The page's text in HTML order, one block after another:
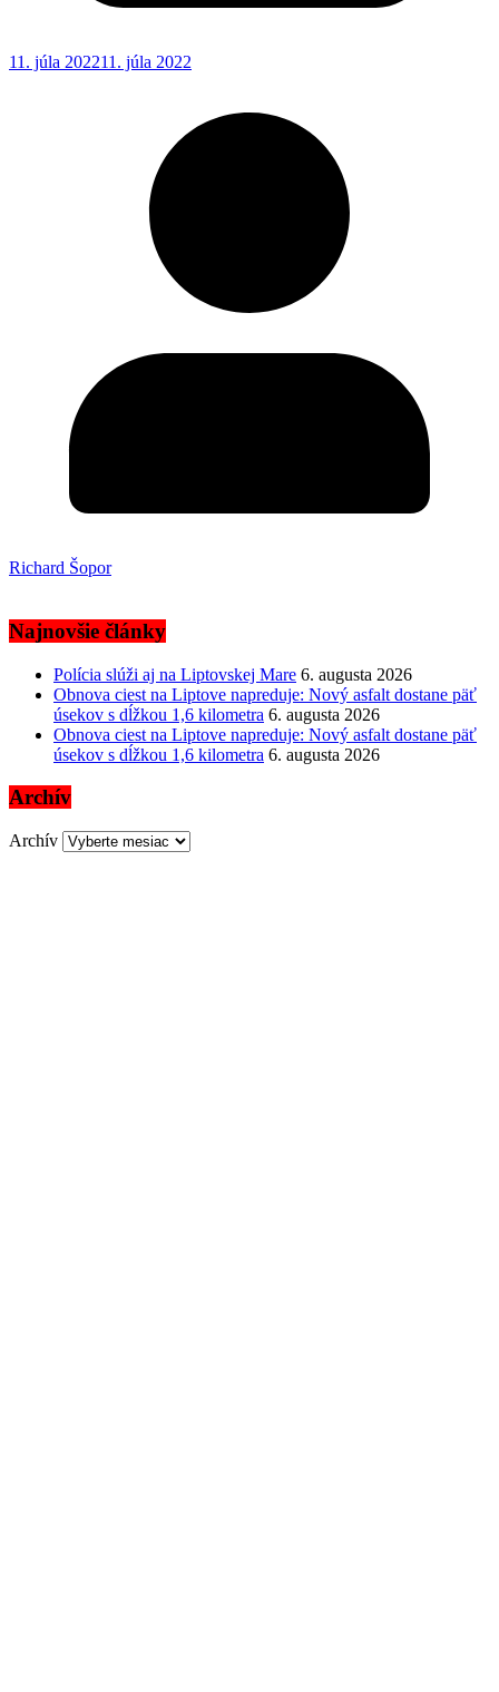
11. júla 202211. júla 2022
Richard Šopor
Najnovšie články
Polícia slúži aj na Liptovskej Mare 6. augusta 2026
Obnova ciest na Liptove napreduje: Nový asfalt dostane päť
úsekov s dĺžkou 1,6 kilometra 6. augusta 2026
Obnova ciest na Liptove napreduje: Nový asfalt dostane päť
úsekov s dĺžkou 1,6 kilometra 6. augusta 2026
Archív
Archív